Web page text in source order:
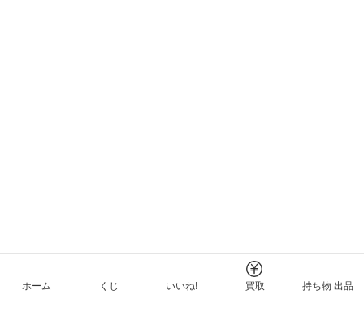
ホーム くじ いいね! 買取 持ち物 出品